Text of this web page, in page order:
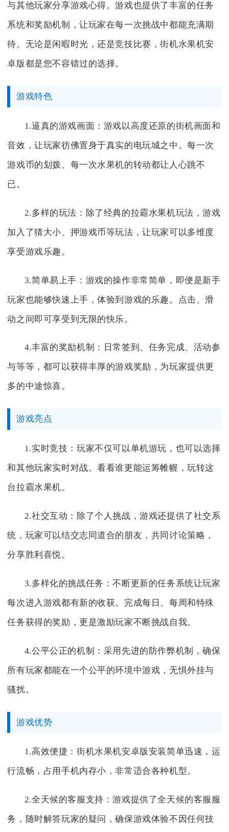
与其他玩家分享游戏心得。游戏也提供了丰富的任务
系统和奖励机制，让玩家在每一次挑战中都能充满期
待。无论是闲暇时光，还是竞技比赛，街机水果机安
卓版都是您不容错过的选择。
游戏特色
1.逼真的游戏画面：游戏以高度还原的街机画面和
音效，让玩家彷佛置身于真实的电玩城之中。每一次
游戏币的划拨、每一次水果机的转动都让人心跳不
已。
2.多样的玩法：除了经典的拉霸水果机玩法，游戏
加入了猜大小、押游戏币等玩法，让玩家可以多维度
享受游戏乐趣。
3.简单易上手：游戏的操作非常简单，即便是新手
玩家也能够快速上手，体验到游戏的乐趣。点击、滑
动之间即可享受到无限的快乐。
4.丰富的奖励机制：日常签到、任务完成、活动参
与等等，都可以获得丰厚的游戏奖励，为玩家提供更
多的中途惊喜。
游戏亮点
1.实时竞技：玩家不仅可以单机游玩，也可以选择
和其他玩家实时对战。看看谁更能运筹帷幄，玩转这
台拉霸水果机。
2.社交互动：除了个人挑战，游戏还提供了社交系
统，玩家可以结交志同道合的朋友，共同讨论策略，
分享胜利喜悦。
3.多样化的挑战任务：不断更新的任务系统让玩家
每次进入游戏都有新的收获。完成每日、每周和特殊
任务获得的奖励，更是激励玩家不断挑战自我。
4.公平公正的机制：采用先进的防作弊机制，确保
所有玩家都能在一个公平的环境中游戏，无惧外挂与
骚扰。
游戏优势
1.高效便捷：街机水果机安卓版安装简单迅速，运
行流畅，占用手机内存小，非常适合各种机型。
2.全天候的客服支持：游戏提供了全天候的客服服
务，随时解答玩家的疑问，确保游戏体验不因任何技